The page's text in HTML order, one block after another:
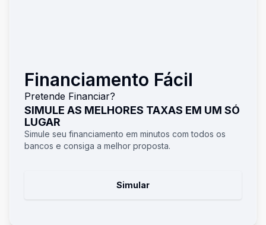
Financiamento Fácil
Pretende Financiar?
SIMULE AS MELHORES TAXAS EM UM SÓ
LUGAR
Simule seu financiamento em minutos com todos os
bancos e consiga a melhor proposta.
Simular